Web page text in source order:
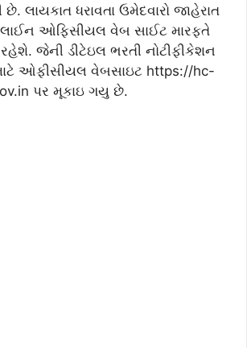
લાયકાત ધરાવતા ઉમેદવારો જાહેરાત
ઓફિસીયલ વેબ સાઈટ મારફતે
જેની ડીટેઇલ ભરતી નોટીફીકેશન
માટે ઓફીસીયલ વેબસાઇટ https://hc-
પર મૂકાઇ ગયુ છે.